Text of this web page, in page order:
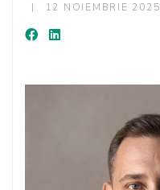
12 NOIEMBRIE 2025